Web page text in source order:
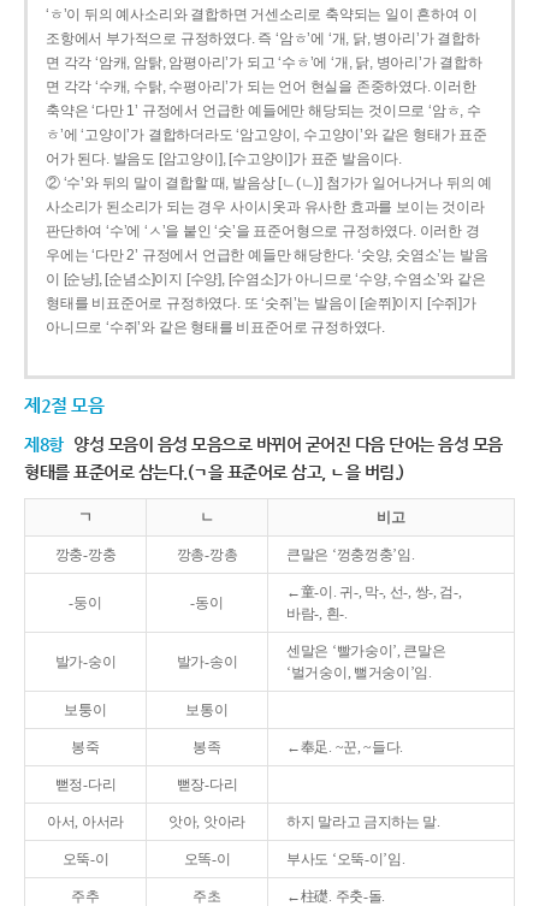
‘ㅎ’이 뒤의 예사소리와 결합하면 거센소리로 축약되는 일이 흔하여 이
조항에서 부가적으로 규정하였다. 즉 ‘암ㅎ’에 ‘개, 닭, 병아리’가 결합하
면 각각 ‘암캐, 암탉, 암평아리’가 되고 ‘수ㅎ’에 ‘개, 닭, 병아리’가 결합하
면 각각 ‘수캐, 수탉, 수평아리’가 되는 언어 현실을 존중하였다. 이러한
축약은 ‘다만 1’ 규정에서 언급한 예들에만 해당되는 것이므로 ‘암ㅎ, 수
ㅎ’에 ‘고양이’가 결합하더라도 ‘암고양이, 수고양이’와 같은 형태가 표준
어가 된다. 발음도 [암고양이], [수고양이]가 표준 발음이다.
② ‘수’와 뒤의 말이 결합할 때, 발음상 [ㄴ(ㄴ)] 첨가가 일어나거나 뒤의 예
사소리가 된소리가 되는 경우 사이시옷과 유사한 효과를 보이는 것이라
판단하여 ‘수’에 ‘ㅅ’을 붙인 ‘숫’을 표준어형으로 규정하였다. 이러한 경
우에는 ‘다만 2’ 규정에서 언급한 예들만 해당한다. ‘숫양, 숫염소’는 발음
이 [순냥], [순념소]이지 [수양], [수염소]가 아니므로 ‘수양, 수염소’와 같은
형태를 비표준어로 규정하였다. 또 ‘숫쥐’는 발음이 [숟쮜]이지 [수쥐]가
아니므로 ‘수쥐’와 같은 형태를 비표준어로 규정하였다.
제2절 모음
제8항 양성 모음이 음성 모음으로 바뀌어 굳어진 다음 단어는 음성 모음
형태를 표준어로 삼는다.(ㄱ을 표준어로 삼고, ㄴ을 버림.)
ㄱ ㄴ 비고
깡충-깡충 깡총-깡총 큰말은 ‘껑충껑충’임.
-둥이 -동이
←童-이. 귀-, 막-, 선-, 쌍-, 검-,
바람-, 흰-.
발가-숭이 발가-송이
센말은 ‘빨가숭이’, 큰말은
‘벌거숭이, 뻘거숭이’임.
보퉁이 보통이
봉죽 봉족 ←奉足. ~꾼, ~들다.
뻗정-다리 뻗장-다리
아서, 아서라 앗아, 앗아라 하지 말라고 금지하는 말.
오뚝-이 오똑-이 부사도 ‘오뚝-이’임.
주추 주초 ←柱礎. 주춧-돌.